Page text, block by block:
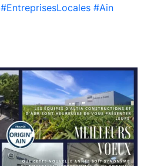
hashtag
#EntreprisesLocales hashtag
#Ain